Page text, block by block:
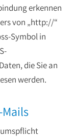
erkennen
von „http://“
Symbol in
die Sie an
werden.